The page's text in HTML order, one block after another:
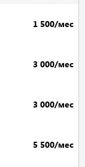
1 500/мес
3 000/мес
3 000/мес
5 500/мес